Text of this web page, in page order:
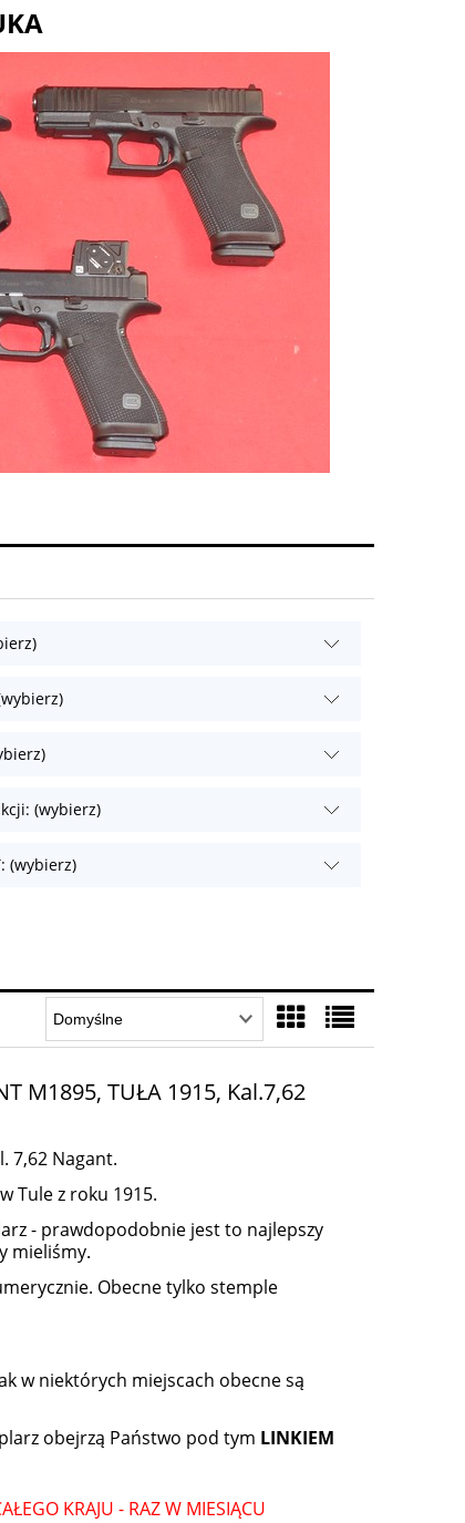
(wybierz)
(wybierz)
M1895, TUŁA 1915, Kal.7,62
7,62 Nagant.
Tule z roku 1915.
- prawdopodobnie jest to najlepszy
mieliśmy.
Obecne tylko stemple
w niektórych miejscach obecne są
obejrzą Państwo pod tym LINKIEM
KRAJU - RAZ W MIESIĄCU